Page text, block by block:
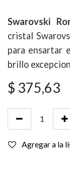
Swarovski
cristal
para ensartar
brillo
$ 375,63
Agregar a la